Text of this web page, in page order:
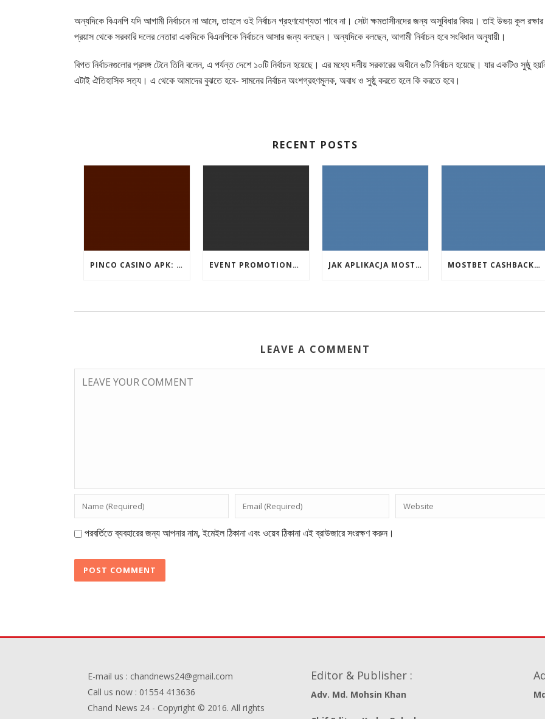
অন্যদিকে বিএনপি যদি আগামী নির্বাচনে না আসে, তাহলে ওই নির্বাচন গ্রহণযোগ্যতা পাবে না। সেটা ক্ষমতাসীনদের জন্য অসুবিধার বিষয়। তাই উভয় কূল রক্ষার
প্রয়াস থেকে সরকারি দলের নেতারা একদিকে বিএনপিকে নির্বাচনে আসার জন্য বলছেন। অন্যদিকে বলছেন, আগামী নির্বাচন হবে সংবিধান অনুযায়ী।
বিগত নির্বাচনগুলোর প্রসঙ্গ টেনে তিনি বলেন, এ পর্যন্ত দেশে ১০টি নির্বাচন হয়েছে। এর মধ্যে দলীয় সরকারের অধীনে ৬টি নির্বাচন হয়েছে। যার একটিও সুষ্ঠু
এটাই ঐতিহাসিক সত্য। এ থেকে আমাদের বুঝতে হবে- সামনের নির্বাচন অংশগ্রহণমূলক, অবাধ ও সুষ্ঠু করতে হলে কি করতে হবে।
RECENT POSTS
PINCO CASINO APK: OYUN SEÇIMLƏRININ İCMALI EVENT PROMOTIONS AT HIGHEST PAYING ONLINE CASINOS WITH BEST RTP JAK APLIKACJA MOSTBET WSPIERA UŻYTKOWNIKÓW ANDROIDA? MOSTBET CASHBACK: HANGI OYUNLAR SIZI DAHA ÇOX QAZANA BILƏR?
LEAVE A COMMENT
পরবর্তিতে ব্যবহারের জন্য আপনার নাম, ইমেইল ঠিকানা এবং ওয়েব ঠিকানা এই ব্রাউজারে সংরক্ষণ করুন।
E-mail us : chandnews24@gmail.com
Call us now : 01554 413636
Chand News 24 - Copyright © 2016. All rights
Editor & Publisher :
Adv. Md. Mohsin Khan